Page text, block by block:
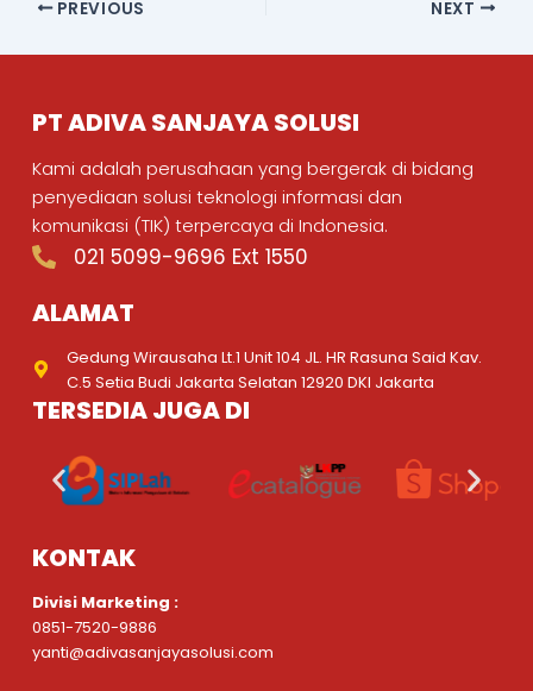
PREVIOUS NEXT
PT ADIVA SANJAYA SOLUSI
Kami adalah perusahaan yang bergerak di bidang
penyediaan solusi teknologi informasi dan
komunikasi (TIK) terpercaya di Indonesia.
021 5099-9696 Ext 1550
ALAMAT
Gedung Wirausaha Lt.1 Unit 104 JL. HR Rasuna Said Kav.
C.5 Setia Budi Jakarta Selatan 12920 DKI Jakarta
TERSEDIA JUGA DI
KONTAK
Divisi Marketing :
0851-7520-9886
yanti@adivasanjayasolusi.com